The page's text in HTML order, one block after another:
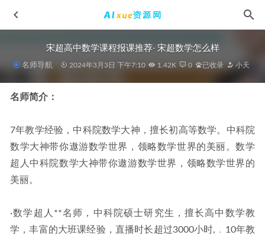
宋超高中数学课程报课推荐- 宋超数学怎么样
名师导航 2024年3月3日 下午7:10 1.42K 0 已收录 小天
名师简介：
7年教学经验，中科院数学大神，擅长初高等数学。中科院
数学大神带你遨游数学世界，领略数学世界的美丽。数学
超人中科院数学大神带你遨游数学世界，领略数学世界的
美丽。
·数学超人**名师，中科院硕士研究生，擅长高中数学教
学，丰富的大班课经验，直播时长超过3000小时,﹒10年教
苦中走出来
2021-05-25
有道2025李珍高三数学二三轮复习春季班 2025-03-10
2025高三语文网课高考语文二轮复习寒假班 2025-02-09